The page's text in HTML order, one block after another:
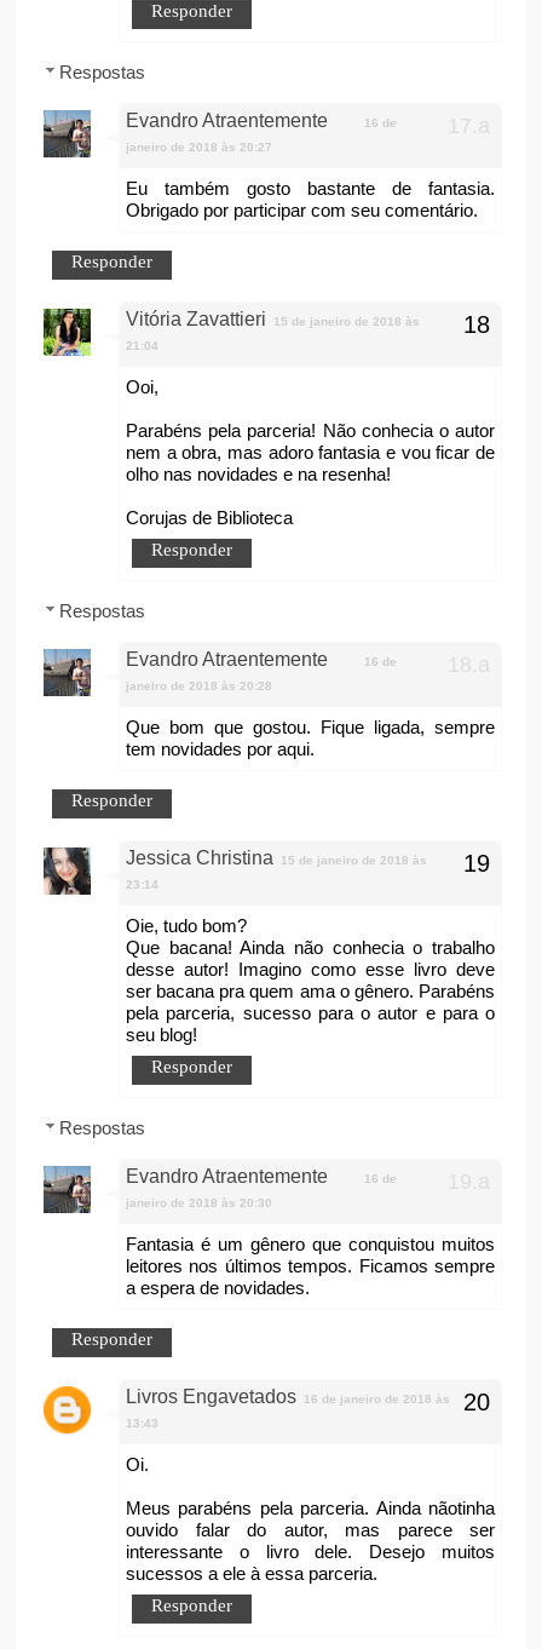
Responder
Respostas
Evandro Atraentemente
16 de
janeiro de 2018 às 20:27
Eu também gosto bastante de fantasia.
Obrigado por participar com seu comentário.
Responder
Vitória Zavattieri
15 de janeiro de 2018 às
21:04
Ooi,
Parabéns pela parceria! Não conhecia o autor
nem a obra, mas adoro fantasia e vou ficar de
olho nas novidades e na resenha!
Corujas de Biblioteca
Responder
Respostas
Evandro Atraentemente
16 de
janeiro de 2018 às 20:28
Que bom que gostou. Fique ligada, sempre
tem novidades por aqui.
Responder
Jessica Christina
15 de janeiro de 2018 às
23:14
Oie, tudo bom?
Que bacana! Ainda não conhecia o trabalho
desse autor! Imagino como esse livro deve
ser bacana pra quem ama o gênero. Parabéns
pela parceria, sucesso para o autor e para o
seu blog!
Responder
Respostas
Evandro Atraentemente
16 de
janeiro de 2018 às 20:30
Fantasia é um gênero que conquistou muitos
leitores nos últimos tempos. Ficamos sempre
a espera de novidades.
Responder
Livros Engavetados
16 de janeiro de 2018 às
13:43
Oi.
Meus parabéns pela parceria. Ainda nãotinha
ouvido falar do autor, mas parece ser
interessante o livro dele. Desejo muitos
sucessos a ele à essa parceria.
Responder